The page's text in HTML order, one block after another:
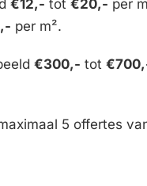
€12,- tot €20,- per
per m².
€300,- tot
5 offertes